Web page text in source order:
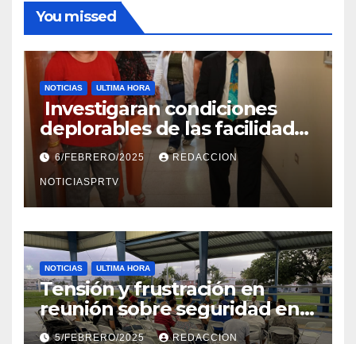
You missed
NOTICIAS ULTIMA HORA
Investigaran condiciones
deplorables de las facilidades
el Departamento de la Salud
en Mayagüez
6/FEBRERO/2025 REDACCION
NOTICIASPRTV
NOTICIAS ULTIMA HORA
Tensión y frustración en
reunión sobre seguridad en
Reparto Metropolitano
5/FEBRERO/2025 REDACCION